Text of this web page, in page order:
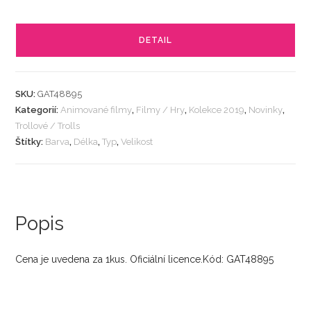
DETAIL
SKU:GAT48895
Kategorií: Animované filmy, Filmy / Hry, Kolekce 2019, Novinky,
Trollové / Trolls
Štítky: Barva, Délka,Typ,Velikost
Popis
Cena je uvedena za 1kus. Oficiální licence.Kód: GAT48895